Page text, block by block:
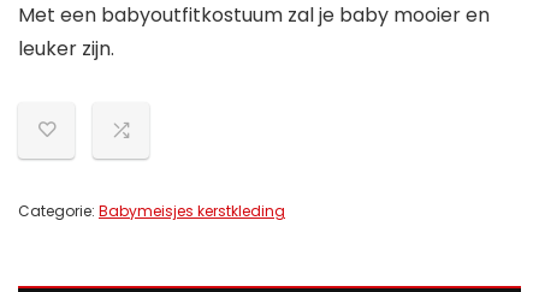
Met een babyoutfitkostuum zal je baby mooier en
leuker zijn.
Categorie: Babymeisjes kerstkleding